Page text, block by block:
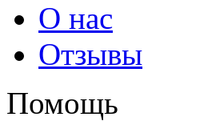
О нас
Отзывы
Помощь